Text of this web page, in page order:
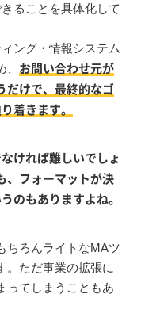
ることを具体化して
ング・情報システム
お問い合わせ元が
だけで、最終的なゴ
着きます。
ければ難しいでしょ
、フォーマットが決
のもありますよね。
ろんライトなMAツ
。ただ事業の拡張に
ってしまうこともあ